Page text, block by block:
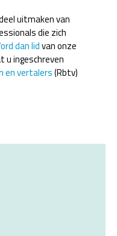
uitmaken van
die zich
dan lidvan onze
u ingeschreven
en vertalers(Rbtv)